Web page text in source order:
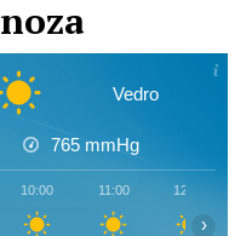
Vedro
765 mmHg
10:00 11:00 12:00
›